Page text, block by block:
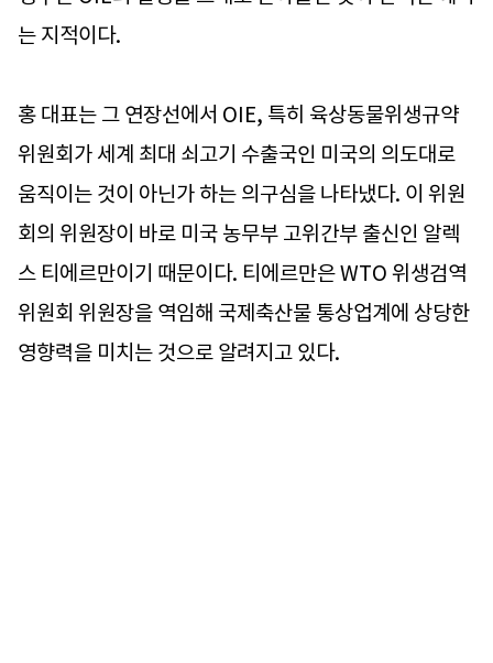
는 지적이다.
홍 대표는 그 연장선에서 OIE, 특히 육상동물위생규약
위원회가 세계 최대 쇠고기 수출국인 미국의 의도대로
움직이는 것이 아닌가 하는 의구심을 나타냈다. 이 위원
회의 위원장이 바로 미국 농무부 고위간부 출신인 알렉
스 티에르만이기 때문이다. 티에르만은 WTO 위생검역
위원회 위원장을 역임해 국제축산물 통상업계에 상당한
영향력을 미치는 것으로 알려지고 있다.